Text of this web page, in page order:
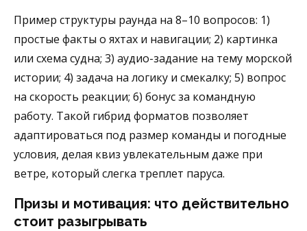
Пример структуры раунда на 8–10 вопросов: 1)
простые факты о яхтах и навигации; 2) картинка
или схема судна; 3) аудио-задание на тему морской
истории; 4) задача на логику и смекалку; 5) вопрос
на скорость реакции; 6) бонус за командную
работу. Такой гибрид форматов позволяет
адаптироваться под размер команды и погодные
условия, делая квиз увлекательным даже при
ветре, который слегка треплет паруса.
Призы и мотивация: что действительно
стоит разыгрывать